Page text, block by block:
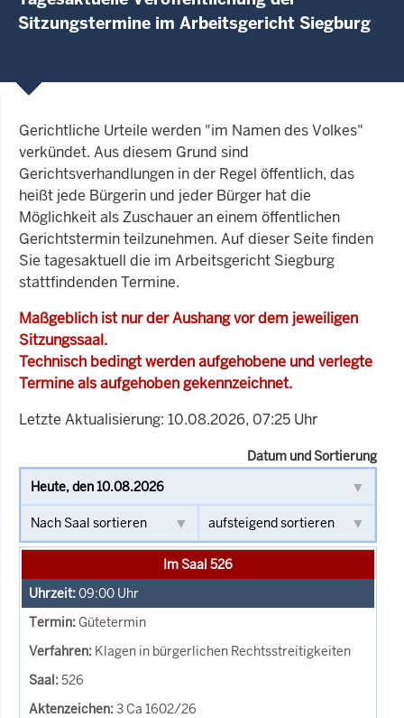
Sitzungstermine im Arbeitsgericht Siegburg
Gerichtliche Urteile werden "im Namen des Volkes"
verkündet. Aus diesem Grund sind
Gerichtsverhandlungen in der Regel öffentlich, das
heißt jede Bürgerin und jeder Bürger hat die
Möglichkeit als Zuschauer an einem öffentlichen
Gerichtstermin teilzunehmen. Auf dieser Seite finden
Sie tagesaktuell die im Arbeitsgericht Siegburg
stattfindenden Termine.
Maßgeblich ist nur der Aushang vor dem jeweiligen
Sitzungssaal.
Technisch bedingt werden aufgehobene und verlegte
Termine als aufgehoben gekennzeichnet.
Letzte Aktualisierung: 10.08.2026, 07:25 Uhr
Datum und Sortierung
Im Saal 526
09:00 Uhr
Gütetermin
Klagen in bürgerlichen Rechtsstreitigkeiten
526
3 Ca 1602/26